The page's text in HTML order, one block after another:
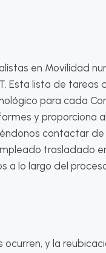
en Movilidad
Esta lista de tareas
para cada
y proporciona
contactar de
trasladado
a lo largo del
ocurren, y la